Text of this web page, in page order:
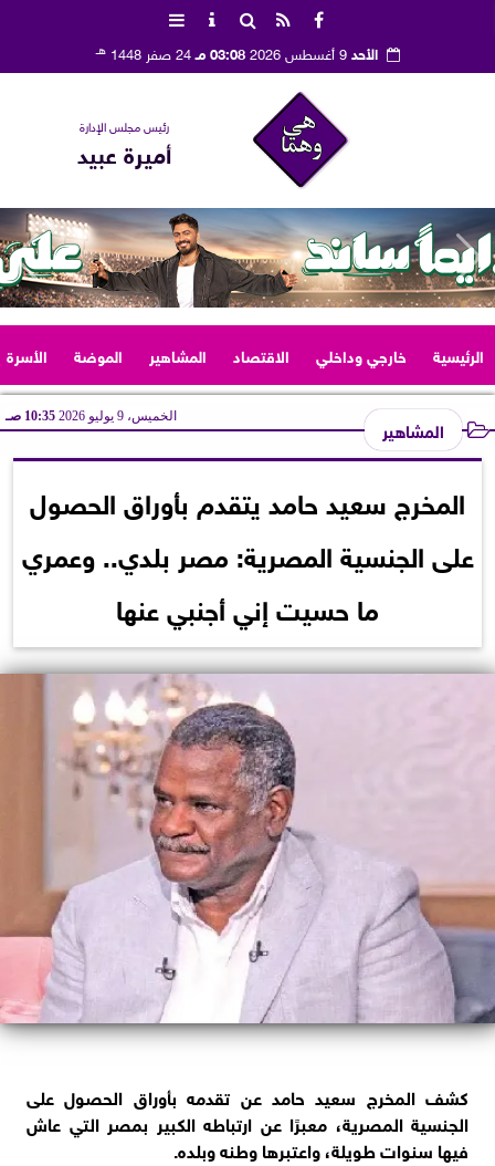
الأحد9 أغسطس 2026 03:08 مـ 24 صفر 1448 هـ
رئيس مجلس الإدارة
أميرة عبيد
الرئيسية خارجي وداخلي الاقتصاد المشاهير الموضة الأسرة
المشاهير الخميس، 9 يوليو 2026 10:35 صـ
المخرج سعيد حامد يتقدم بأوراق الحصول
على الجنسية المصرية: مصر بلدي.. وعمري
ما حسيت إني أجنبي عنها
كشف المخرج سعيد حامد عن تقدمه بأوراق الحصول على
الجنسية المصرية، معبرًا عن ارتباطه الكبير بمصر التي عاش
فيها سنوات طويلة، واعتبرها وطنه وبلده.